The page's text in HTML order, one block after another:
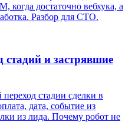
достаточно вебхука, а
Разбор для CTO.
стадий и застрявшие
стадии сделки в
дата, событие из
из лида. Почему робот не